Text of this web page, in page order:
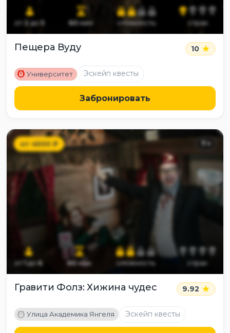
от 2до5 60мин сложность страх
Пещера Вуду 10
M Университет Эскейп квесты
Забронировать
от4500₽ 7 +
от до6 60мин сложность страх
Гравити Фолз: Хижина чудес 9.92
M Улица Академика Янгеля Эскейп квесты